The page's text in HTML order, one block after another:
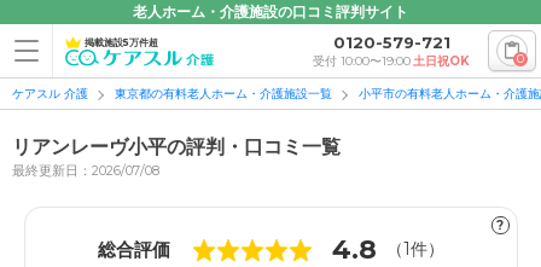
老人ホーム・介護施設の口コミ評判サイト
掲載施設5万件超 0120-579-721
受付 10:00〜19:00土日祝OK 0
ケアスル 介護 東京都の有料老人ホーム・介護施設一覧 小平市の有料老人ホーム・介護
リアンレーヴ小平の評判・口コミ一覧
最終更新日：2026/07/08
?
総合評価 4.8 （1件）